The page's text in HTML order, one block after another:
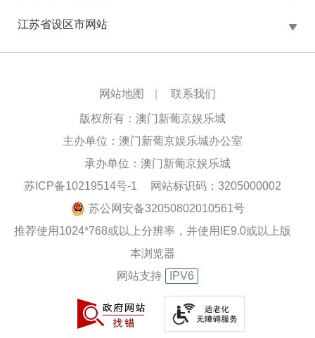
江苏省设区市网站
网站地图 联系我们
版权所有：澳门新葡京娱乐城
主办单位：澳门新葡京娱乐城办公室
承办单位：澳门新葡京娱乐城
苏ICP备10219514号-1
网站标识码：3205000002
苏公网安备32050802010561号
推荐使用1024*768或以上分辨率，并使用IE9.0或以上版
本浏览器
网站支持
IPV6